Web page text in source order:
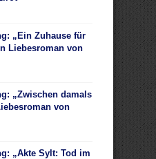
„Ein Zuhause für
Liebesroman von
„Zwischen damals
von
„Akte Sylt: Tod im